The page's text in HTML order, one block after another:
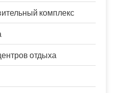
комплекс
отдыха